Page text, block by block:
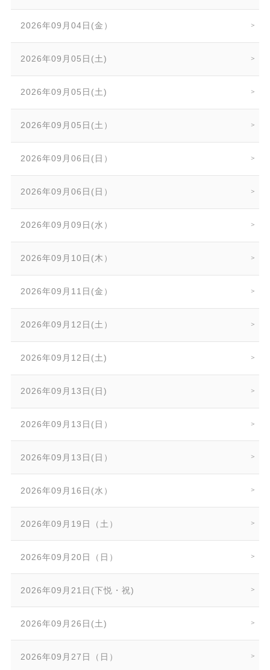
2026年09月04日(金）
2026年09月05日(土)
2026年09月05日(土)
2026年09月05日(土）
2026年09月06日(日）
2026年09月06日(日）
2026年09月09日(水）
2026年09月10日(木）
2026年09月11日(金）
2026年09月12日(土）
2026年09月12日(土)
2026年09月13日(日)
2026年09月13日(日）
2026年09月13日(日）
2026年09月16日(水）
2026年09月19日（土）
2026年09月20日（日）
2026年09月21日(下悦・祝)
2026年09月26日(土)
2026年09月27日（日）